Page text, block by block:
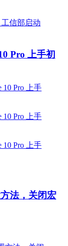
Pro 上手初
法，关闭宏